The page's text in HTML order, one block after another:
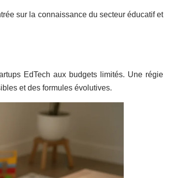
sur la connaissance du secteur éducatif et
EdTech aux budgets limités. Une régie
et des formules évolutives.